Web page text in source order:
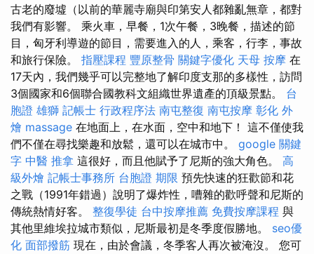
古老的廢墟（以前的華麗寺廟與印第安人都雜亂無章，都對
我們有影響。 乘火車，早餐，1次午餐，3晚餐，描述的節
目，匈牙利導遊的節目，需要進入的人，乘客，行李，事故
和旅行保險。 指壓課程 豐原整骨 關鍵字優化 天母 按摩 在
17天內，我們幾乎可以完整地了解印度支那的多樣性，訪問
3個國家和6個聯合國教科文組織世界遺產的頂級景點。 台
胞證 雄獅 記帳士 行政程序法 南屯整復 南屯按摩 彰化 外
燴 massage 在地面上，在水面，空中和地下！ 這不僅使我
們不僅在尋找樂趣和放鬆，還可以在城市中。 google 關鍵
字 中醫 推拿 這很好，而且他賦予了尼斯的強大角色。 高
級外燴 記帳士事務所 台胞證 期限 預先快速的狂歡節和花
之戰（1991年錯過）說明了爆炸性，嘈雜的歡呼聲和尼斯的
傳統熱情好客。 整復學徒 台中按摩推薦 免費按摩課程 與
其他里維埃拉城市類似，尼斯最初是冬季度假勝地。 seo優
化 面部撥筋 現在，由於會議，冬季客人再次被淹沒。 您可